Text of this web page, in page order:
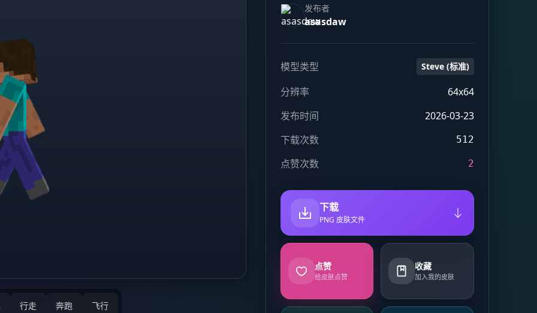
行走 奔跑 飞行
发布者
asasdaw
模型类型 Steve (标准)
分辨率
64x64
发布时间
2026-03-23
下载次数
512
点赞次数 2
下载
PNG 皮肤文件
点赞
给皮肤点赞
收藏
加入我的皮肤